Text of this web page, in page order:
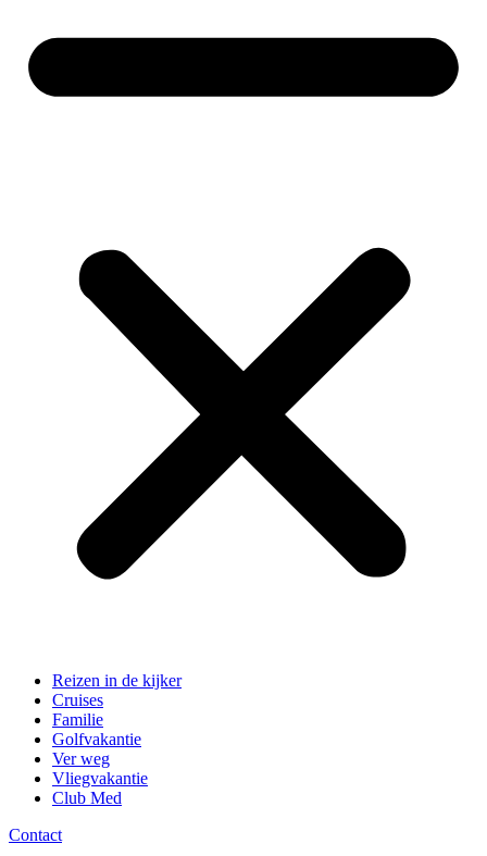
Reizen in de kijker
Cruises
Familie
Golfvakantie
Ver weg
Vliegvakantie
Club Med
Contact